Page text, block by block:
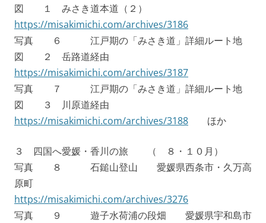
図 １ みさき道本道（２）
https://misakimichi.com/archives/3186
写真 ６ 江戸期の「みさき道」詳細ルート地
図 ２ 岳路道経由
https://misakimichi.com/archives/3187
写真 ７ 江戸期の「みさき道」詳細ルート地
図 ３ 川原道経由
https://misakimichi.com/archives/3188 ほか
３ 四国へ愛媛・香川の旅 （ ８・１０月）
写真 ８ 石鎚山登山 愛媛県西条市・久万高
原町
https://misakimichi.com/archives/3276
写真 ９ 遊子水荷浦の段畑 愛媛県宇和島市